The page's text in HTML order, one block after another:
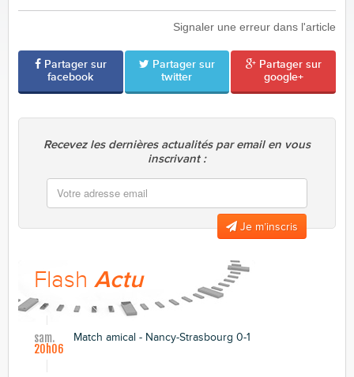
Signaler une erreur dans l'article
Partager sur
facebook
Partager sur
twitter
Partager sur
google+
Recevez les dernières actualités par email en vous
inscrivant :
Je m’inscris
Flash Actu
sam.
20h06
Match amical - Nancy-Strasbourg 0-1